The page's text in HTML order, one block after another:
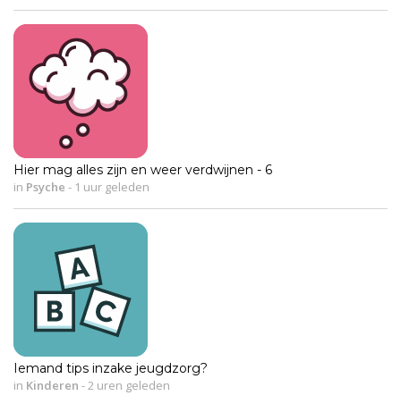
Hier mag alles zijn en weer verdwijnen - 6
in Psyche - 1 uur geleden
Iemand tips inzake jeugdzorg?
in Kinderen -2 uren geleden